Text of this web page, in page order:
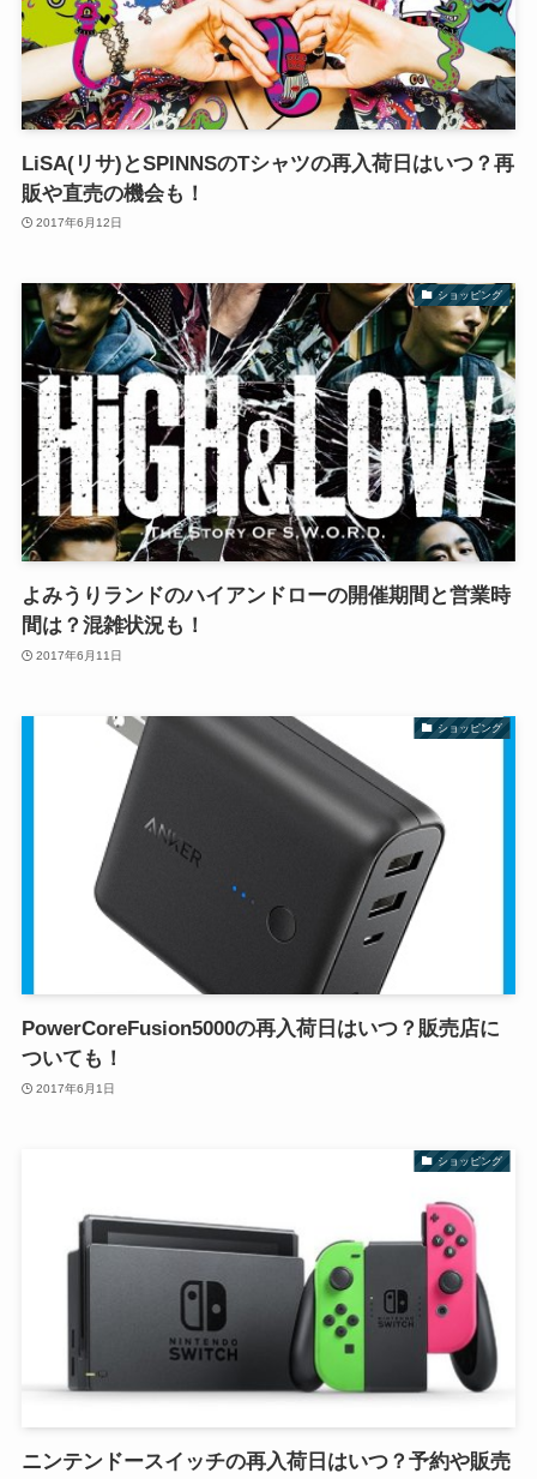
LiSA(リサ)とSPINNSのTシャツの再入荷日はいつ？再
販や直売の機会も！
2017年6月12日
ショッピング
よみうりランドのハイアンドローの開催期間と営業時
間は？混雑状況も！
2017年6月11日
ショッピング
PowerCoreFusion5000の再入荷日はいつ？販売店に
ついても！
2017年6月1日
ショッピング
ニンテンドースイッチの再入荷日はいつ？予約や販売